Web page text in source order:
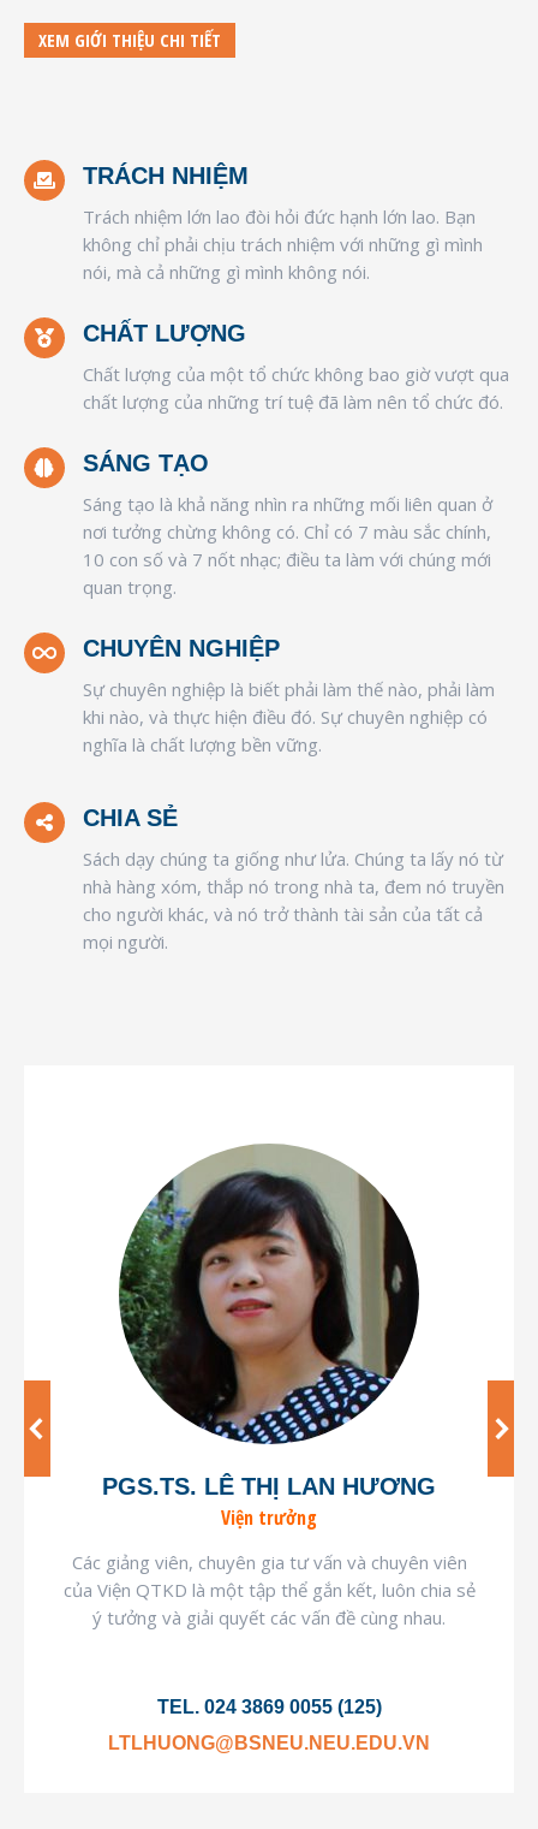
XEM GIỚI THIỆU CHI TIẾT
TRÁCH NHIỆM
Trách nhiệm lớn lao đòi hỏi đức hạnh lớn lao. Bạn
không chỉ phải chịu trách nhiệm với những gì mình
nói, mà cả những gì mình không nói.
CHẤT LƯỢNG
Chất lượng của một tổ chức không bao giờ vượt qua
chất lượng của những trí tuệ đã làm nên tổ chức đó.
SÁNG TẠO
Sáng tạo là khả năng nhìn ra những mối liên quan ở
nơi tưởng chừng không có. Chỉ có 7 màu sắc chính,
10 con số và 7 nốt nhạc; điều ta làm với chúng mới
quan trọng.
CHUYÊN NGHIỆP
Sự chuyên nghiệp là biết phải làm thế nào, phải làm
khi nào, và thực hiện điều đó. Sự chuyên nghiệp có
nghĩa là chất lượng bền vững.
CHIA SẺ
Sách dạy chúng ta giống như lửa. Chúng ta lấy nó từ
nhà hàng xóm, thắp nó trong nhà ta, đem nó truyền
cho người khác, và nó trở thành tài sản của tất cả
mọi người.
PGS.TS. LÊ THỊ LAN HƯƠNG
Viện trưởng
Các giảng viên, chuyên gia tư vấn và chuyên viên
của Viện QTKD là một tập thể gắn kết, luôn chia sẻ
ý tưởng và giải quyết các vấn đề cùng nhau.
TEL. 024 3869 0055 (125)
LTLHUONG@BSNEU.NEU.EDU.VN